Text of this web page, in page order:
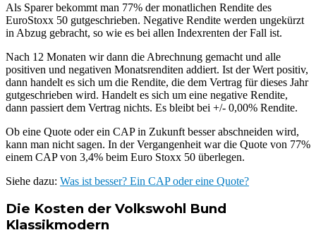
Als Sparer bekommt man 77% der monatlichen Rendite des
EuroStoxx 50 gutgeschrieben. Negative Rendite werden ungekürzt
in Abzug gebracht, so wie es bei allen Indexrenten der Fall ist.
Nach 12 Monaten wir dann die Abrechnung gemacht und alle
positiven und negativen Monatsrenditen addiert. Ist der Wert positiv,
dann handelt es sich um die Rendite, die dem Vertrag für dieses Jahr
gutgeschrieben wird. Handelt es sich um eine negative Rendite,
dann passiert dem Vertrag nichts. Es bleibt bei +/- 0,00% Rendite.
Ob eine Quote oder ein CAP in Zukunft besser abschneiden wird,
kann man nicht sagen. In der Vergangenheit war die Quote von 77%
einem CAP von 3,4% beim Euro Stoxx 50 überlegen.
Siehe dazu: Was ist besser? Ein CAP oder eine Quote?
Die Kosten der Volkswohl Bund
Klassikmodern